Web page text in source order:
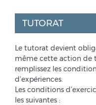
TUTORAT
Le tutorat devient
même cette action de
remplissez les
d’expériences.
Les conditions
les suivantes :